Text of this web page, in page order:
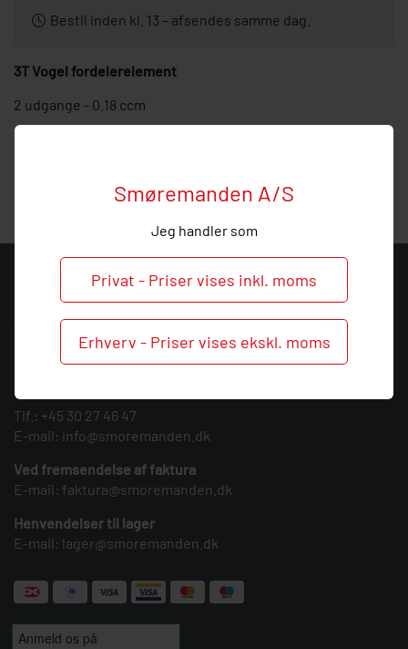
Smøremanden A/S
Jeg handler som
Privat - Priser vises inkl. moms
Erhverv - Priser vises ekskl. moms
Bestil inden kl. 13 – afsendes samme dag.
3T Vogel fordelerelement
2 udgange - 0.18 ccm
KONTAKT
Smøremanden A/S
CVR: 39683717
Søndergården 3
Tlf.: +45 30 27 46 47
E-mail: info@smoremanden.dk
Ved fremsendelse af faktura
E-mail: faktura@smoremanden.dk
Henvendelser til lager
E-mail: lager@smoremanden.dk